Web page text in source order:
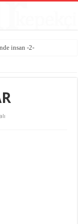
insan -2-
-1-